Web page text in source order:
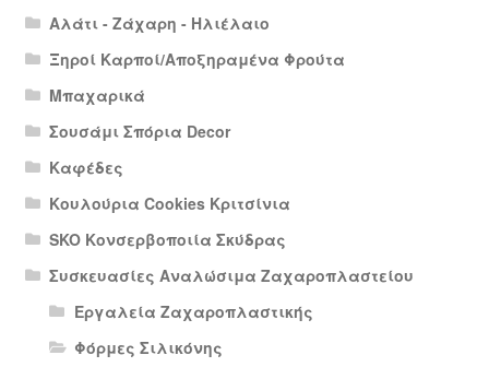
Αλάτι - Ζάχαρη - Ηλιέλαιο
Ξηροί Καρποί/Αποξηραμένα Φρούτα
Μπαχαρικά
Σουσάμι Σπόρια Decor
Καφέδες
Κουλούρια Cookies Κριτσίνια
SKO Κονσερβοποιία Σκύδρας
Συσκευασίες Αναλώσιμα Ζαχαροπλαστείου
Εργαλεία Ζαχαροπλαστικής
Φόρμες Σιλικόνης